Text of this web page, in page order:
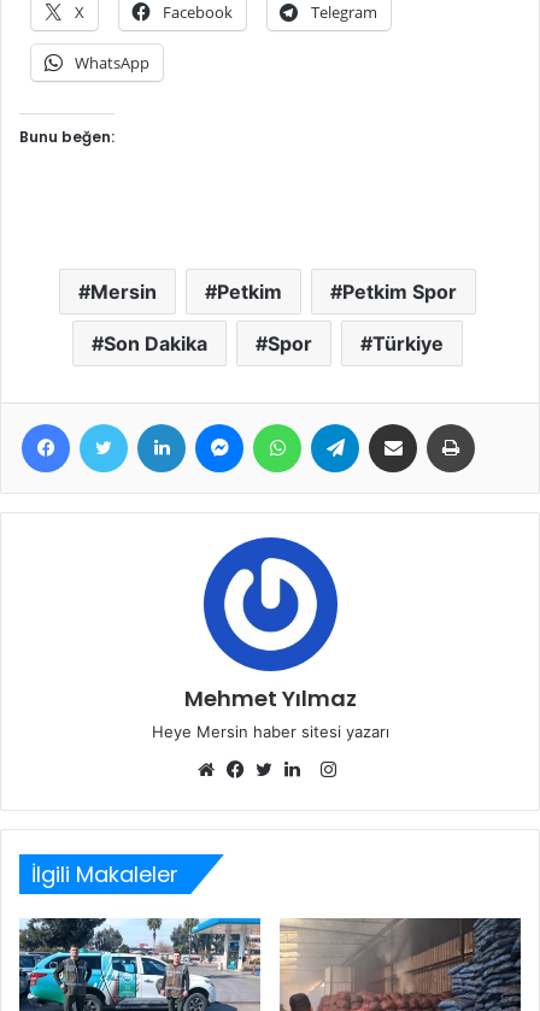
X Facebook Telegram
WhatsApp
Bunu beğen:
Mersin Petkim Petkim Spor
Son Dakika Spor Türkiye
FacebookTwitter LinkedIn MessengerWhatsAppTelegram E-Posta ile paylaş
Mehmet Yılmaz
Heye Mersin haber sitesi yazarı
sitesi
Instagram
İlgili Makaleler